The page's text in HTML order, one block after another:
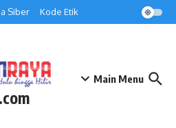
Siber Kode Etik
Main Menu